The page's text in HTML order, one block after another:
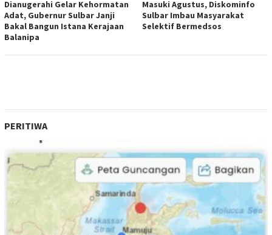
Dianugerahi Gelar Kehormatan
Adat, Gubernur Sulbar Janji
Bakal Bangun Istana Kerajaan
Balanipa
Masuki Agustus, Diskominfo
Sulbar Imbau Masyarakat
Selektif Bermedsos
PERITIWA